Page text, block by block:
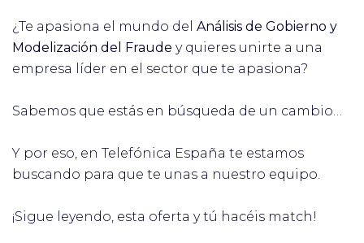
¿Te apasiona el mundo del Análisis de Gobierno y
Modelización del Fraude y quieres unirte a una
empresa líder en el sector que te apasiona?
Sabemos que estás en búsqueda de un cambio…
Y por eso, en Telefónica España te estamos
buscando para que te unas a nuestro equipo.
¡Sigue leyendo, esta oferta y tú hacéis match!